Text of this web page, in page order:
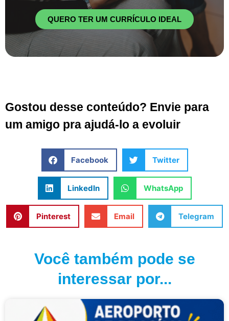
QUERO TER UM CURRÍCULO IDEAL
Gostou desse conteúdo? Envie para
um amigo pra ajudá-lo a evoluir
Facebook Twitter
LinkedIn WhatsApp
Pinterest Email Telegram
Você também pode se
interessar por...